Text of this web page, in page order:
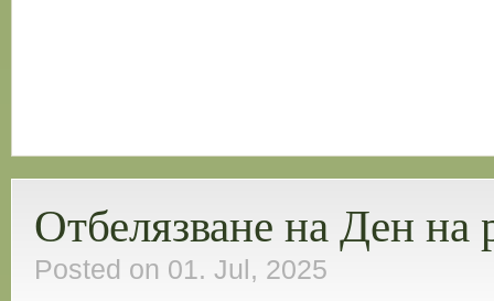
Отбелязване на Ден на
Posted on 01. Jul, 2025